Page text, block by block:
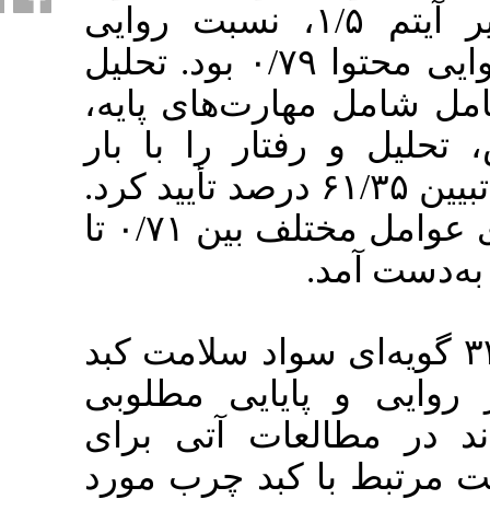
شاخص تاثیر آیتم ۱/۵، نسبت روایی
محتوای ۰/۶۲ و شاخص روایی محتوا ۰/۷۹ بود. تحلیل
پایه،
را با بار
از ۰/۴ و توان تبیین ۶۱/۳۵ درصد تأیید کرد.
ضرایب آلفای کرونباخ برای عوامل مختلف بین ۰/۷۱ تا
سواد سلامت کبد
مطلوبی
آتی برای
چرب مورد